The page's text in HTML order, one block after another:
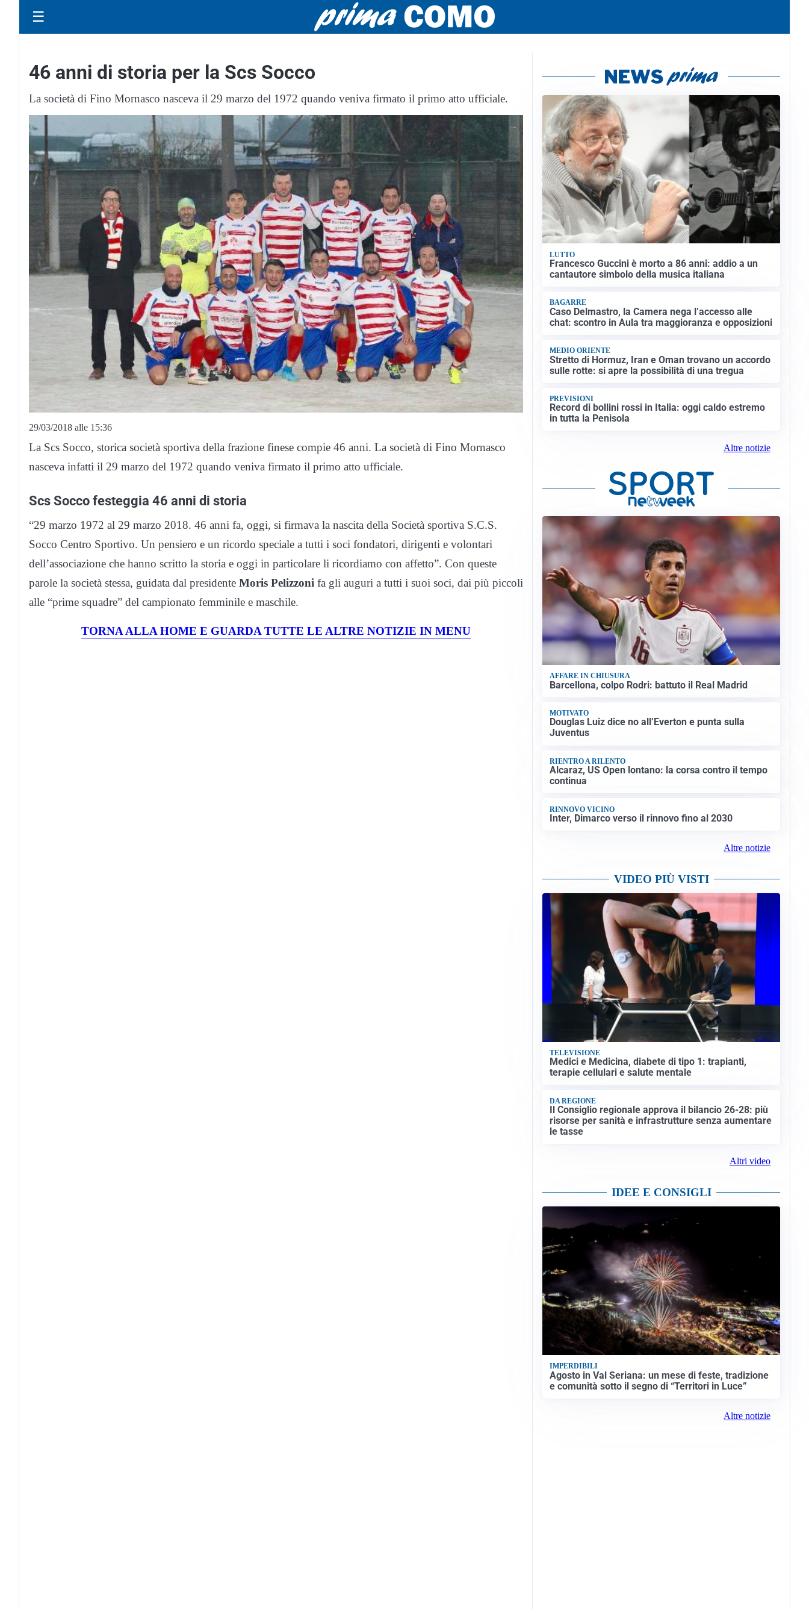
☰
46 anni di storia per la Scs Socco
La società di Fino Mornasco nasceva il 29 marzo del 1972 quando veniva firmato il primo atto ufficiale.
29/03/2018 alle 15:36
La Scs Socco, storica società sportiva della frazione finese compie 46 anni. La società di Fino Mornasco
nasceva infatti il 29 marzo del 1972 quando veniva firmato il primo atto ufficiale.
Scs Socco festeggia 46 anni di storia
“29 marzo 1972 al 29 marzo 2018. 46 anni fa, oggi, si firmava la nascita della Società sportiva S.C.S.
Socco Centro Sportivo. Un pensiero e un ricordo speciale a tutti i soci fondatori, dirigenti e volontari
dell’associazione che hanno scritto la storia e oggi in particolare li ricordiamo con affetto”. Con queste
parole la società stessa, guidata dal presidente Moris Pelizzoni fa gli auguri a tutti i suoi soci, dai più piccoli
alle “prime squadre” del campionato femminile e maschile.
TORNA ALLA HOME E GUARDA TUTTE LE ALTRE NOTIZIE IN MENU
LUTTO
Francesco Guccini è morto a 86 anni: addio a un
cantautore simbolo della musica italiana
BAGARRE
Caso Delmastro, la Camera nega l’accesso alle
chat: scontro in Aula tra maggioranza e opposizioni
MEDIO ORIENTE
Stretto di Hormuz, Iran e Oman trovano un accordo
sulle rotte: si apre la possibilità di una tregua
PREVISIONI
Record di bollini rossi in Italia: oggi caldo estremo
in tutta la Penisola
Altre notizie
AFFARE IN CHIUSURA
Barcellona, colpo Rodri: battuto il Real Madrid
MOTIVATO
Douglas Luiz dice no all’Everton e punta sulla
Juventus
RIENTRO A RILENTO
Alcaraz, US Open lontano: la corsa contro il tempo
continua
RINNOVO VICINO
Inter, Dimarco verso il rinnovo fino al 2030
Altre notizie
VIDEO PIÙ VISTI
TELEVISIONE
Medici e Medicina, diabete di tipo 1: trapianti,
terapie cellulari e salute mentale
DA REGIONE
Il Consiglio regionale approva il bilancio 26-28: più
risorse per sanità e infrastrutture senza aumentare
le tasse
Altri video
IDEE E CONSIGLI
IMPERDIBILI
Agosto in Val Seriana: un mese di feste, tradizione
e comunità sotto il segno di “Territori in Luce”
Altre notizie